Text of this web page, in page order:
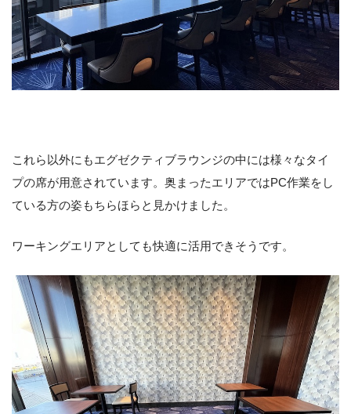
これら以外にもエグゼクティブラウンジの中には様々なタイ
プの席が用意されています。奥まったエリアではPC作業をし
ている方の姿もちらほらと見かけました。
ワーキングエリアとしても快適に活用できそうです。